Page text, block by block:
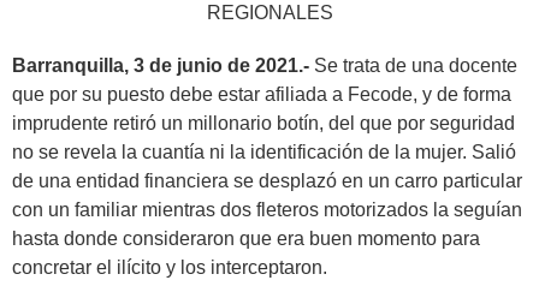
REGIONALES
Barranquilla, 3 de junio de 2021.- Se trata de una docente
que por su puesto debe estar afiliada a Fecode, y de forma
imprudente retiró un millonario botín, del que por seguridad
no se revela la cuantía ni la identificación de la mujer. Salió
de una entidad financiera se desplazó en un carro particular
con un familiar mientras dos fleteros motorizados la seguían
hasta donde consideraron que era buen momento para
concretar el ilícito y los interceptaron.